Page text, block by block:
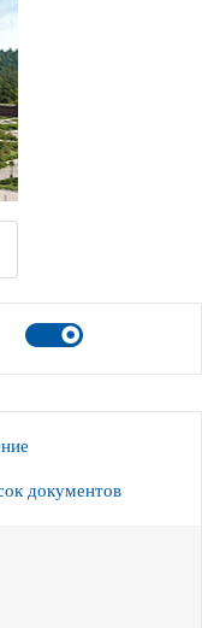
документов